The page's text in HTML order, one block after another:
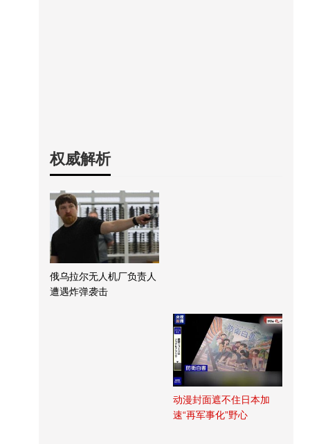
权威解析
俄乌拉尔无人机厂负责人
遭遇炸弹袭击
动漫封面遮不住日本加
速“再军事化”野心